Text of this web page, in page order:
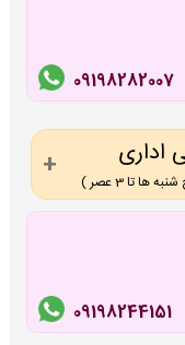
09198282007
اداری
09198244151